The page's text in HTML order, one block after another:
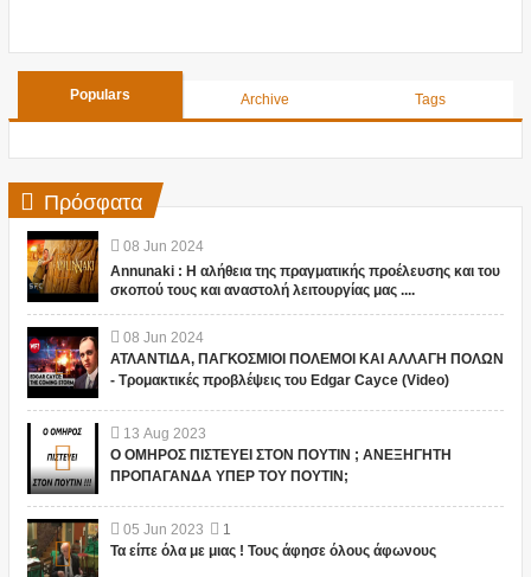
Populars Archive Tags
Πρόσφατα
08 Jun 2024
Annunaki : Η αλήθεια της πραγματικής προέλευσης και του
σκοπού τους και αναστολή λειτουργίας μας ....
08 Jun 2024
ΑΤΛΑΝΤΙΔΑ, ΠΑΓΚΟΣΜΙΟΙ ΠΟΛΕΜΟΙ ΚΑΙ ΑΛΛΑΓΗ ΠΟΛΩΝ
- Τρομακτικές προβλέψεις του Edgar Cayce (Video)
13 Aug 2023
Ο ΟΜΗΡΟΣ ΠΙΣΤΕΥΕΙ ΣΤΟΝ ΠΟΥΤΙΝ ; ΑΝΕΞΗΓΗΤΗ
ΠΡΟΠΑΓΑΝΔΑ ΥΠΕΡ ΤΟΥ ΠΟΥΤΙΝ;
05 Jun 2023
1
Τα είπε όλα με μιας ! Τους άφησε όλους άφωνους